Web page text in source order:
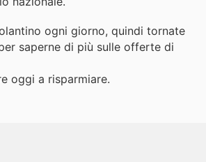
ogni giorno, quindi tornate
saperne di più sulle offerte di
oggi a risparmiare.